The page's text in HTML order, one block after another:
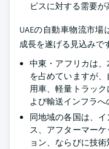
ビスに対する需要が
UAEの自動車物流市場
成長を遂げる見込みで
中東・アフリカは
を占めていますが
用車、軽量トラッ
よび輸送インフラへ
同地域の各国は、
ス、アフターマー
ョン、ならびに技